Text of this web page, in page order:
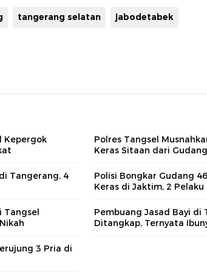
tangerang selatan jabodetabek
Kepergok
Polres Tangsel
Keras Sitaan dari
Tangerang, 4
Polisi Bongkar Gudang
Keras di Jaktim, 2
Tangsel
Pembuang Jasad Bayi di
Ditangkap, Ternyata
3 Pria di